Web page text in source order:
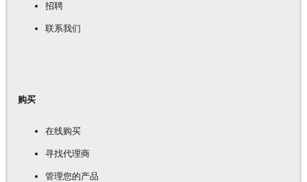
招聘
联系我们
购买
在线购买
寻找代理商
管理您的产品